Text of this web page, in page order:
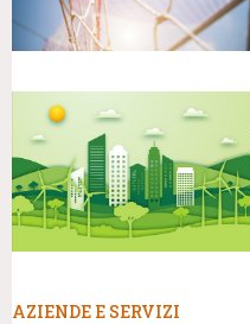
AZIENDE E SERVIZI